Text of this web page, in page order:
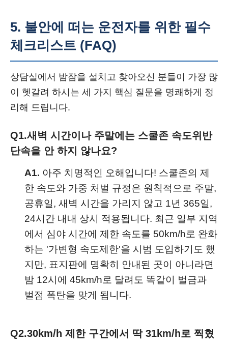
5. 불안에 떠는 운전자를 위한 필수
체크리스트 (FAQ)
상담실에서 밤잠을 설치고 찾아오신 분들이 가장 많
이 헷갈려 하시는 세 가지 핵심 질문을 명쾌하게 정
리해 드립니다.
Q1.새벽 시간이나 주말에는 스쿨존 속도위반
단속을 안 하지 않나요?
A1. 아주 치명적인 오해입니다! 스쿨존의 제
한 속도와 가중 처벌 규정은 원칙적으로 주말,
공휴일, 새벽 시간을 가리지 않고 1년 365일,
24시간 내내 상시 적용됩니다. 최근 일부 지역
에서 심야 시간에 제한 속도를 50km/h로 완화
하는 '가변형 속도제한'을 시범 도입하기도 했
지만, 표지판에 명확히 안내된 곳이 아니라면
밤 12시에 45km/h로 달려도 똑같이 벌금과
벌점 폭탄을 맞게 됩니다.
Q2.30km/h 제한 구간에서 딱 31km/h로 찍혔